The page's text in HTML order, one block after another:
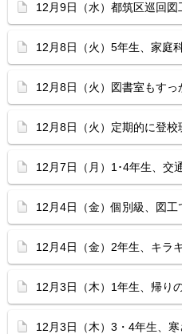
12月9日（水）都筑区巡回図
12月8日（火）5年生、家庭
12月8日（火）図書室もすっ
12月8日（火）定期的に登校
12月7日（月）1･4年生、交
12月4日（金）個別級、図工
12月4日（金）2年生、キラ
12月3日（木）1年生、帰り
12月3日（木）3・4年生、